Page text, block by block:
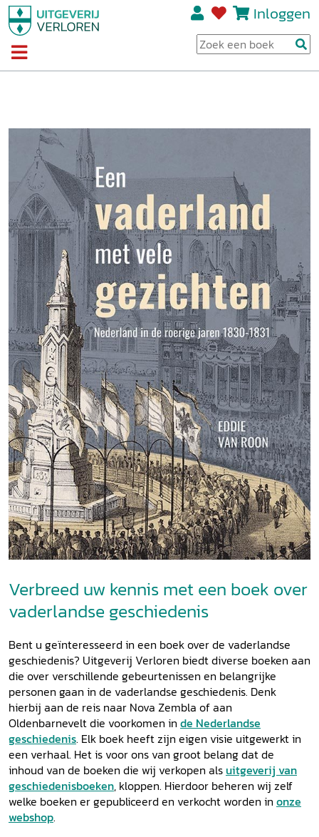
Inloggen
Verbreed uw kennis met een boek over
vaderlandse geschiedenis
Bent u geïnteresseerd in een boek over de vaderlandse
geschiedenis? Uitgeverij Verloren biedt diverse boeken aan
die over verschillende gebeurtenissen en belangrijke
personen gaan in de vaderlandse geschiedenis. Denk
hierbij aan de reis naar Nova Zembla of aan
Oldenbarnevelt die voorkomen in de Nederlandse
geschiedenis. Elk boek heeft zijn eigen visie uitgewerkt in
een verhaal. Het is voor ons van groot belang dat de
inhoud van de boeken die wij verkopen als uitgeverij van
geschiedenisboeken, kloppen. Hierdoor beheren wij zelf
welke boeken er gepubliceerd en verkocht worden in onze
webshop.